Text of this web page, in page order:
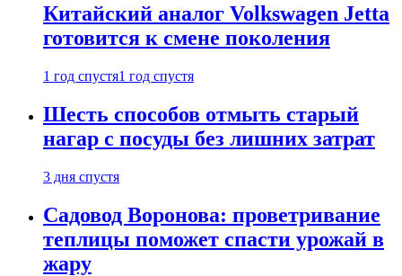
Китайский аналог Volkswagen Jetta
готовится к смене поколения
1 год спустя1 год спустя
Шесть способов отмыть старый
нагар с посуды без лишних затрат
3 дня спустя
Садовод Воронова: проветривание
теплицы поможет спасти урожай в
жару